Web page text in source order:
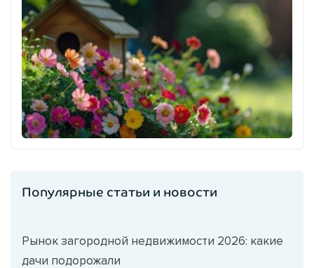
Популярные статьи и новости
Рынок загородной недвижимости 2026: какие
дачи подорожали